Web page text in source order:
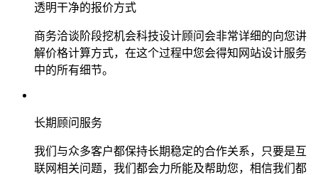
透明干净的报价方式
商务洽谈阶段挖机会科技设计顾问会非常详细的向您讲
解价格计算方式，在这个过程中您会得知网站设计服务
中的所有细节。
长期顾问服务
我们与众多客户都保持长期稳定的合作关系，只要是互
联网相关问题，我们都会力所能及帮助您，相信我们都